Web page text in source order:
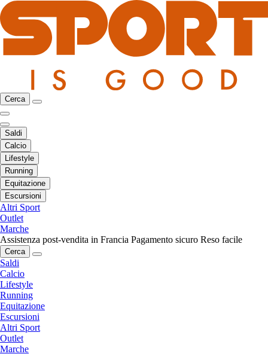
Cerca
Saldi
Calcio
Lifestyle
Running
Equitazione
Escursioni
Altri Sport
Outlet
Marche
Assistenza post-vendita in Francia Pagamento sicuro Reso facile
Cerca
Saldi
Calcio
Lifestyle
Running
Equitazione
Escursioni
Altri Sport
Outlet
Marche